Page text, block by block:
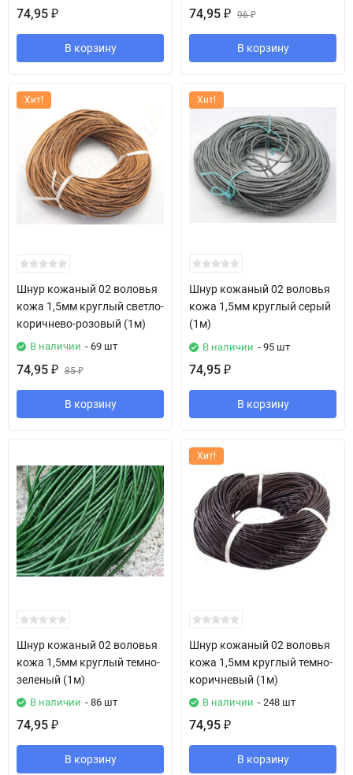
74,95 ₽
В корзину
74,95 ₽ 96₽
В корзину
Хит!
Шнур кожаный 02 воловья
кожа 1,5мм круглый светло-
коричнево-розовый (1м)
В наличии - 69 шт
74,95 ₽ 85₽
В корзину
Хит!
Шнур кожаный 02 воловья
кожа 1,5мм круглый серый
(1м)
В наличии - 95 шт
74,95 ₽
В корзину
Шнур кожаный 02 воловья
кожа 1,5мм круглый темно-
зеленый (1м)
В наличии - 86 шт
74,95 ₽
В корзину
Хит!
Шнур кожаный 02 воловья
кожа 1,5мм круглый темно-
коричневый (1м)
В наличии - 248 шт
74,95 ₽
В корзину